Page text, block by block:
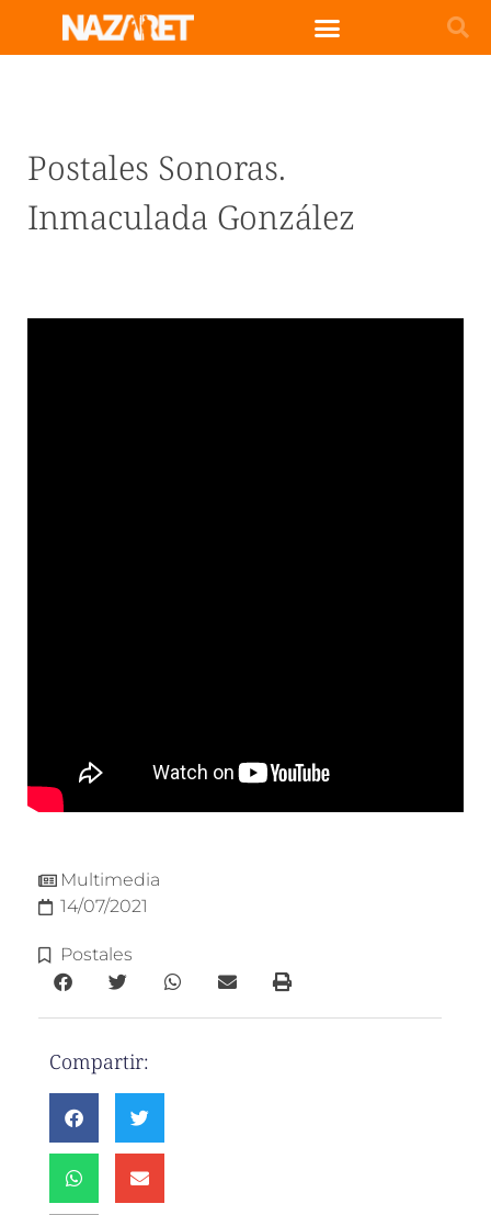
Postales Sonoras.
Inmaculada González
Multimedia
14/07/2021
Postales
Compartir: